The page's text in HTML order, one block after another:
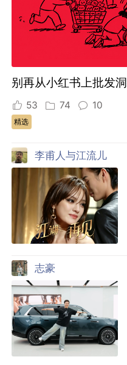
别再从小红书上批发
53 74 10
精选
李甫人与江流儿
志豪